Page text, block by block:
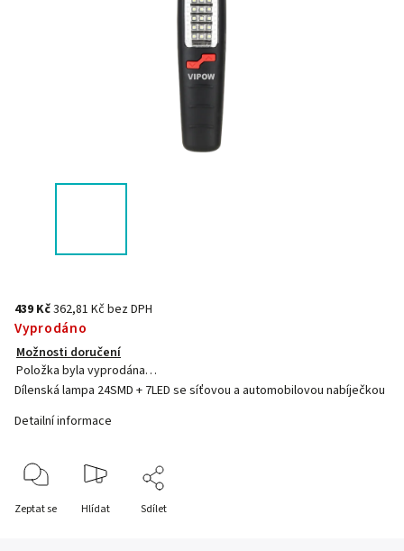
439 Kč362,81 Kč bez DPH
Vyprodáno
Možnosti doručení
Položka byla vyprodána…
Dílenská lampa 24SMD + 7LED se síťovou a automobilovou nabíječkou
Detailní informace
Zeptat se Hlídat Sdílet